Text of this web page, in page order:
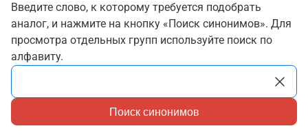
Введите слово, к которому требуется подобрать
аналог, и нажмите на кнопку «Поиск синонимов». Для
просмотра отдельных групп используйте поиск по
алфавиту.
Поиск синонимов